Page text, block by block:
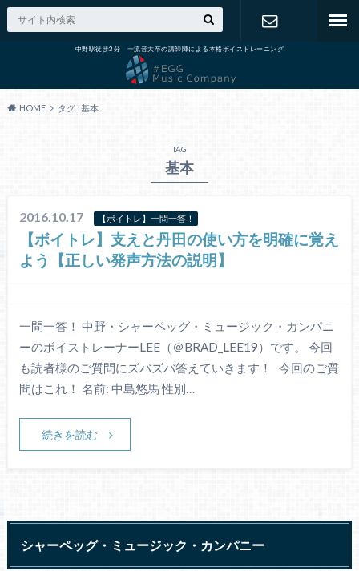
中野駅徒歩3分 一流音大卒の講師陣による本格ボイストレーニング
HOME タグ : 基本
TAG
基本
2016.10.17 【ボイトレ】一問一答！
【ボイトレ】支えと丹田の使い方を明確に覚え
よう【正しい発声方法の説明】
一問一答！ 中野・シャーペッグ・ミュージック・カンパニ
ーのボイストレーナーLEE（＠BRAD_LEE19）です。 今回
も読者様のご質問にズバズバ答えていきます！ 今回のご質
問はこれ！ 名前: 中島悠馬 性別…
続きを読む
シャーペッグ・ミュージック・カンパニー